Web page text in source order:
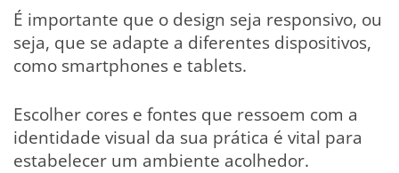
É importante que o design seja responsivo, ou
seja, que se adapte a diferentes dispositivos,
como smartphones e tablets.
Escolher cores e fontes que ressoem com a
identidade visual da sua prática é vital para
estabelecer um ambiente acolhedor.